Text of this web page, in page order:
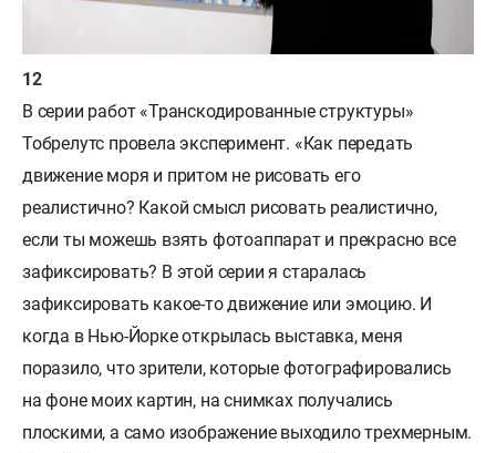
В серии работ «Транскодированные структуры»
Тобрелутс провела эксперимент. «Как передать
движение моря и притом не рисовать его
реалистично? Какой смысл рисовать реалистично,
если ты можешь взять фотоаппарат и прекрасно все
зафиксировать? В этой серии я старалась
зафиксировать какое-то движение или эмоцию. И
когда в Нью-Йорке открылась выставка, меня
поразило, что зрители, которые фотографировались
на фоне моих картин, на снимках получались
плоскими, а само изображение выходило трехмерным.